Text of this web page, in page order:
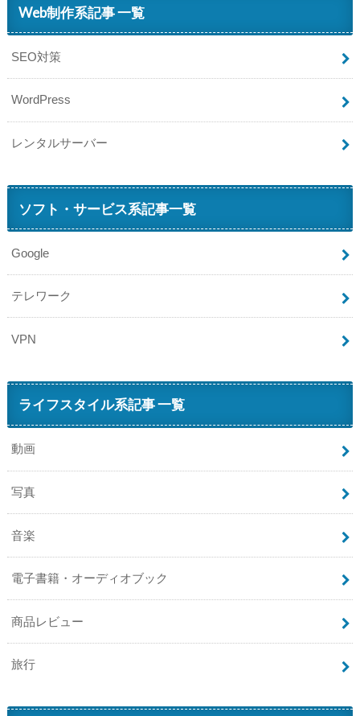
Web制作系記事 一覧
SEO対策
WordPress
レンタルサーバー
ソフト・サービス系記事一覧
Google
テレワーク
VPN
ライフスタイル系記事 一覧
動画
写真
音楽
電子書籍・オーディオブック
商品レビュー
旅行